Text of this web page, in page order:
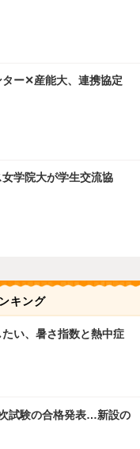
ー✕産能大、連携協定
学院大が学生交流協
キング
い、暑さ指数と熱中症
試験の合格発表…新設の